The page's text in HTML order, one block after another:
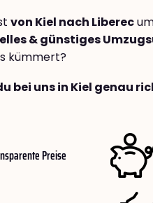
von Kiel nach Liberec
& günstiges
kümmert?
bei uns in Kiel genau
Preise